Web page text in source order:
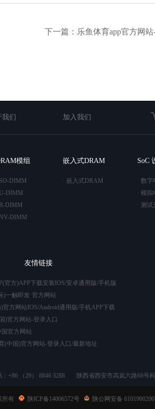
下一篇：乐鱼体育app官方网
我们 加入我们
模组
DIMM
DIMM
DIMM
DIMM
嵌入式DRAM
· 嵌入式DRAM
SoC
· 数字
· 模拟
· 测试
友情链接
官方)APP下载安装IOS/安卓通用版/手机版
)一触即发·官方网站
官方网站IOS/Android通用版/手机APP下载
)官方网站-登录入口
国官方网站
(中国)官方网站-登录入口/最新地址
+86 （29） 8846 3288 陕西省西安市高岚六路68号
所有 陕ICP备14006572号 陕公网安备